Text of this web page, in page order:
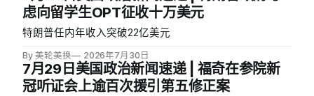
虑向留学生OPT征收十万美元
特朗普任内年收入突破22亿美元
By 美轮美换 2026年7月30日
7月29日美国政治新闻速递 | 福奇在参院新
冠听证会上逾百次援引第五修正案